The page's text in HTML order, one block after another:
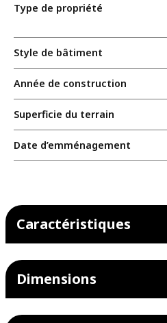
Type de propriété
Style de bâtiment
Année de construction
Superficie du terrain
Date d’emménagement
Caractéristiques
Dimensions